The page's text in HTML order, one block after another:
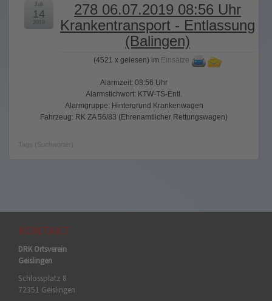
278 06.07.2019 08:56 Uhr
Krankentransport - Entlassung
(Balingen)
(4521 x gelesen) im Einsätze
Juli
14
2019
Alarmzeit: 08:56 Uhr
Alarmstichwort: KTW-TS-Entl.
Alarmgruppe: Hintergrund Krankenwagen
Fahrzeug: RK ZA 56/83 (Ehrenamtlicher Rettungswagen)
Tags (Suchwörter):
KONTAKT
DRK Ortsverein
Geislingen
Schlossplatz 8
72351 Geislingen